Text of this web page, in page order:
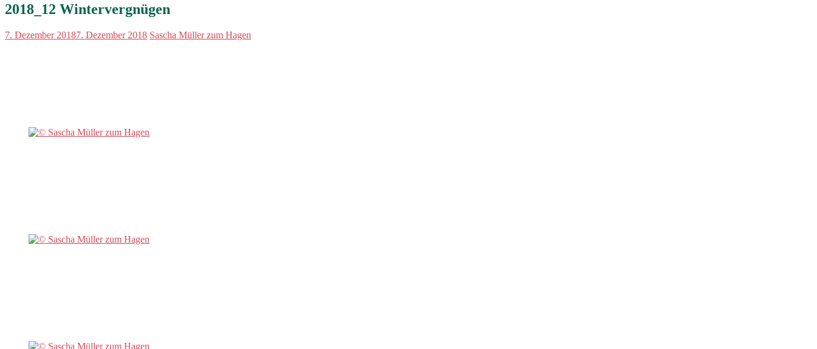
2018_12 Wintervergnügen
7. Dezember 20187. Dezember 2018 Sascha Müller zum Hagen